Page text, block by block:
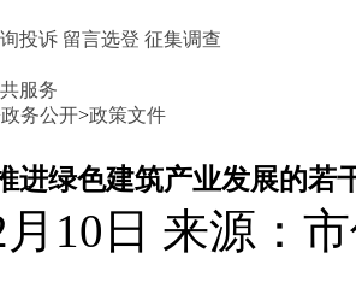
投诉 留言选登 征集调查
服务
政务公开>政策文件
进绿色建筑产业发展的若
10日 来源：